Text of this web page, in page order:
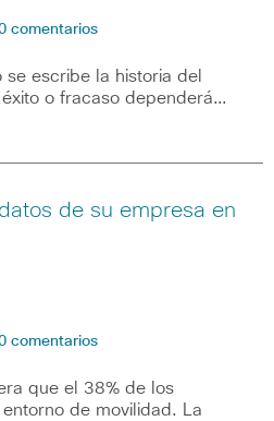
comentarios
escribe la historia del
o fracaso dependerá…
de su empresa en
comentarios
que el 38% de los
de movilidad. La